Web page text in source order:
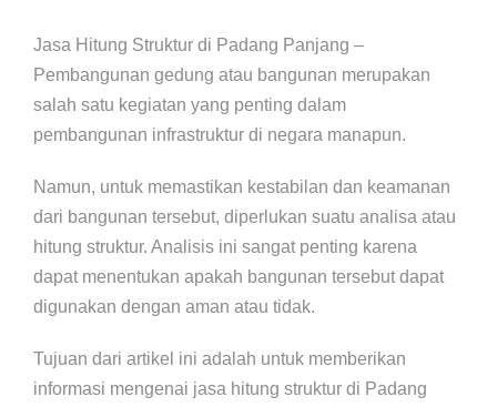
Jasa Hitung Struktur di Padang Panjang –
Pembangunan gedung atau bangunan merupakan
salah satu kegiatan yang penting dalam
pembangunan infrastruktur di negara manapun.
Namun, untuk memastikan kestabilan dan keamanan
dari bangunan tersebut, diperlukan suatu analisa atau
hitung struktur. Analisis ini sangat penting karena
dapat menentukan apakah bangunan tersebut dapat
digunakan dengan aman atau tidak.
Tujuan dari artikel ini adalah untuk memberikan
informasi mengenai jasa hitung struktur di Padang